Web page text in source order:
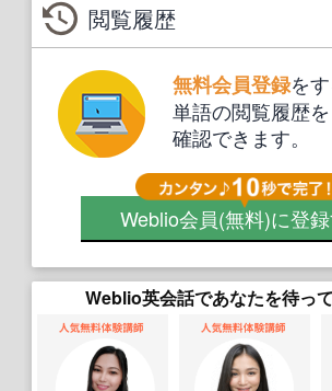
閲覧履歴
無料会員登録をす
単語の閲覧履歴を
確認できます。
Weblio会員(無料)に登
Weblio英会話であなたを待っ